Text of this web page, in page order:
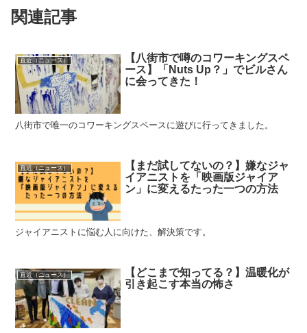
関連記事
直近（ニュース）
【八街市で噂のコワーキングスペ
ース】「Nuts Up？」でビルさん
に会ってきた！
八街市で唯一のコワーキングスペースに遊びに行ってきました。
直近（ニュース）
【まだ試してないの？】嫌なジャ
イアニストを「映画版ジャイア
ン」に変えるたった一つの方法
ジャイアニストに悩む人に向けた、解決策です。
直近（ニュース）
【どこまで知ってる？】温暖化が
引き起こす本当の怖さ